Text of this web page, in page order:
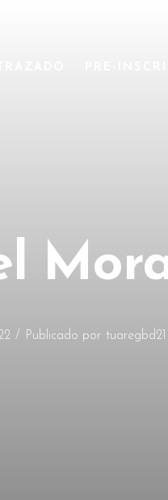
/ Publicado por tuaregbd21